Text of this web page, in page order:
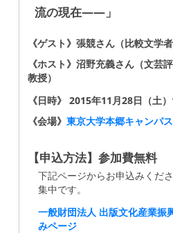
流の現在――」
《ゲスト》張競さん（比較文学
《ホスト》沼野充義さん（文芸
教授）
《日時》 2015年11月28日（土
《会場》 東京大学本郷キャンパス
【申込方法】参加費無料
下記ページからお申込みくだ
集中です。
一般財団法人 出版文化産業振
みページ